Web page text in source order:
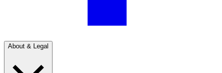
About & Legal